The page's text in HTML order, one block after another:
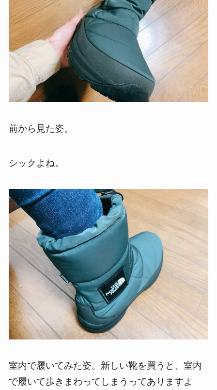
前から見た姿。
シックよね。
室内で履いてみた姿。新しい靴を買うと、室内
で履いて歩きまわってしまうってありますよ